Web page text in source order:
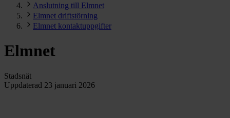
Anslutning till Elmnet
Elmnet driftstörning
Elmnet kontaktuppgifter
Elmnet
Stadsnät
Uppdaterad 23 januari 2026